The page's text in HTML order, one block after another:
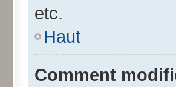
etc.
Haut
Comment